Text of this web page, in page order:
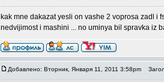
kak mne dakazat yesli on vashe 2 voprosa zadl i
nedvijimost i mashini ... no uminya bil spravka iz
Добавлено: Вторник, Января 11, 2011 3:58pm